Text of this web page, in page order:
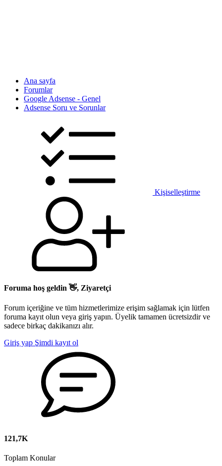
Ana sayfa
Forumlar
Google Adsense - Genel
Adsense Soru ve Sorunlar
Kişiselleştirme
Foruma hoş geldin 👋, Ziyaretçi
Forum içeriğine ve tüm hizmetlerimize erişim sağlamak için lütfen
foruma kayıt olun veya giriş yapın. Üyelik tamamen ücretsizdir ve
sadece birkaç dakikanızı alır.
Giriş yap Şimdi kayıt ol
121,7K
Toplam Konular